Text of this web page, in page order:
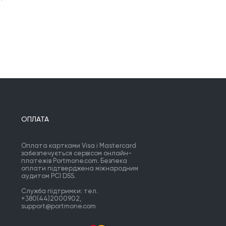
ОПЛАТА
Оплата картками Visa і Mastercard
забезпечується сервісом онлайн-
платежів Portmone.com. Безпека
оплати підтверджена міжнародним
аудитом PCI DSS.
Служба підтримки: тел.
+380(44)2000902,
support@portmone.com